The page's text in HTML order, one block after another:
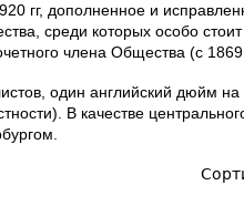
гг, дополненное и
среди которых особо
члена Общества (с
один английский дюйм
В качестве